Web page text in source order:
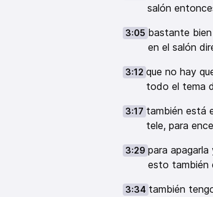
salón
3:05 bastante
en el salón
3:12 que no hay
todo el tema
3:17 también está
tele, para
3:29 para
esto también
3:34 también